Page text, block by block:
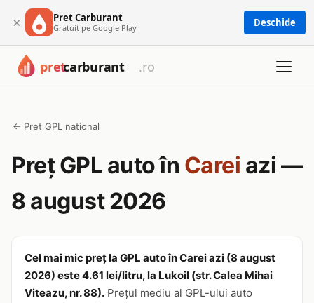
× Pret Carburant
Gratuit pe Google Play Deschide
← Pret GPL national
Preț GPL auto în Carei azi —
8 august 2026
Cel mai mic preț la GPL auto în Carei azi (8 august
2026) este 4.61 lei/litru, la Lukoil (str. Calea Mihai
Viteazu, nr. 88). Prețul mediu al GPL-ului auto